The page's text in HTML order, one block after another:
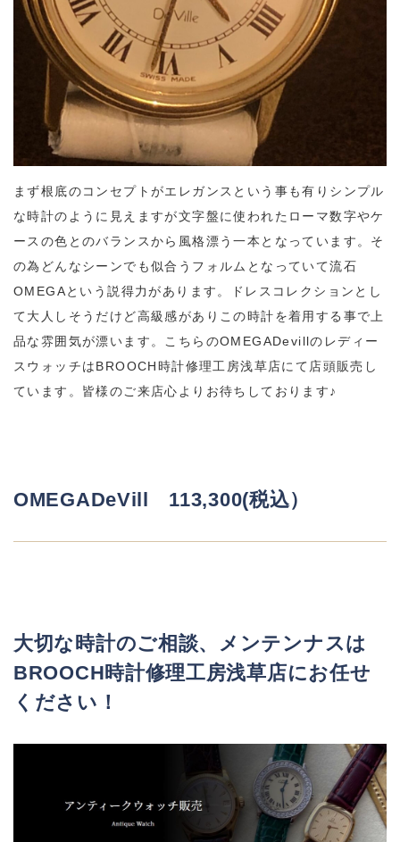
まず根底のコンセプトがエレガンスという事も有りシンプル
な時計のように見えますが文字盤に使われたローマ数字やケ
ースの色とのバランスから風格漂う一本となっています。そ
の為どんなシーンでも似合うフォルムとなっていて流石
OMEGAという説得力があります。ドレスコレクションとし
て大人しそうだけど高級感がありこの時計を着用する事で上
品な雰囲気が漂います。こちらのOMEGADevillのレディー
スウォッチはBROOCH時計修理工房浅草店にて店頭販売し
ています。皆様のご来店心よりお待ちしております♪
OMEGADeVill 113,300(税込）
大切な時計のご相談、メンテンナスは
BROOCH時計修理工房浅草店にお任せ
ください！